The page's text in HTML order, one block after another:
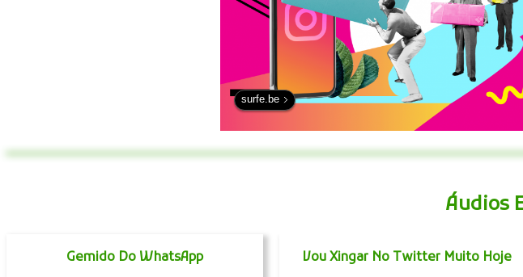
surfe.be
Áudios
Gemido Do WhatsApp Vou Xingar No Twitter Muito Hoje